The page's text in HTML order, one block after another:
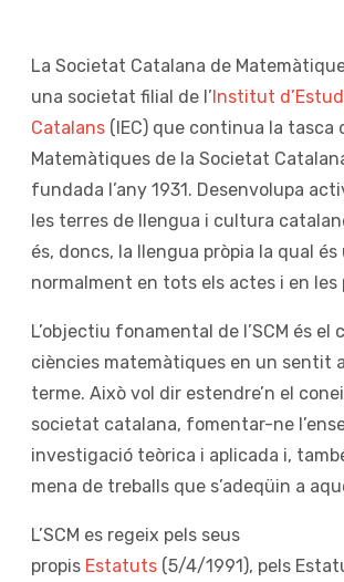
La Societat Catalana de
una societat filial de l’ Institut
Catalans (IEC) que continua la tasca
Matemàtiques de la Societat
fundada l’any 1931. Desenvolupa
les terres de llengua i cultura
és, doncs, la llengua pròpia la qual és
normalment en tots els actes i en les
L’objectiu fonamental de l’SCM és el
ciències matemàtiques en un sentit
terme. Això vol dir estendre’n el
societat catalana, fomentar-ne
investigació teòrica i aplicada i,
mena de treballs que s’adeqüin a
L’SCM es regeix pels seus
propis Estatuts (5/4/1991), pels